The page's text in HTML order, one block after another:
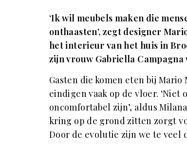
‘Ik wil meubels maken die
onthaasten’, zegt designer
het interieur van het huis in
zijn vrouw Gabriella
Gasten die komen eten bij
eindigen vaak op de vloer. ‘Niet
oncomfortabel zijn’, aldus
kring op de grond zitten zorgt
Door de evolutie zijn we te veel